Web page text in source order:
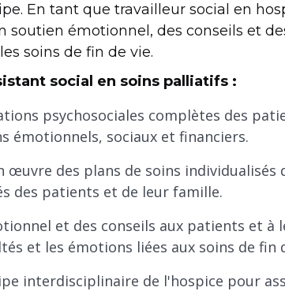
En tant que travailleur social en
soutien émotionnel, des conseils et
soins de fin de vie.
social en soins palliatifs :
psychosociales complètes des
émotionnels, sociaux et financiers.
œuvre des plans de soins individualisés
des patients et de leur famille.
et des conseils aux patients et à
et les émotions liées aux soins de fin
interdisciplinaire de l'hospice pour